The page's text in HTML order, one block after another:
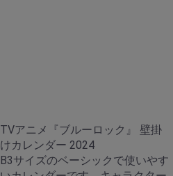
TVアニメ『ブルーロック』 壁掛
けカレンダー 2024
B3サイズのベーシックで使いやす